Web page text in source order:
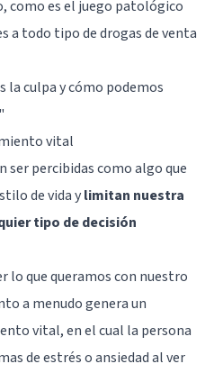
como es el juego patológico
a todo tipo de drogas de venta
la culpa y cómo podemos
vital
ser percibidas como algo que
de vida ylimitan nuestra
tipo de decisión
lo que queramos con nuestro
a menudo genera un
vital, en el cual la persona
de estrés o ansiedad al ver